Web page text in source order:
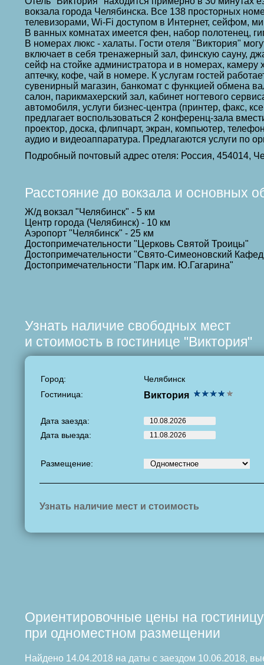
вокзала города Челябинска. Все 138 просторных
телевизорами, Wi-Fi доступом в Интернет, сейфом,
В ванных комнатах имеется фен, набор полотенец,
В номерах люкс - халаты. Гости отеля "Виктория"
включает в себя тренажерный зал, финскую сауну,
сейф на стойке администратора и в номерах,
аптечку, кофе, чай в номере. К услугам гостей
сувенирный магазин, банкомат с функцией обмена
салон, парикмахерский зал, кабинет ногтевого
автомобиля, услуги бизнес-центра (принтер, факс,
предлагает воспользоваться 2 конференц-зала
проектор, доска, флипчарт, экран, компьютер,
аудио и видеоаппаратура. Предлагаются услуги по
Подробный почтовый адрес отеля: Россия, 454014,
Расстояние до вокзала и основных
Ж/д вокзал "Челябинск" - 5 км
Центр города (Челябинск) - 10 км
Аэропорт "Челябинск" - 25 км
Достопримечательности "Церковь Святой Троицы"
Достопримечательности "Свято-Симеоновский
Достопримечательности "Парк им. Ю.Гагарина"
Узнать наличие свободных мест
и стоимость в гостинице "Виктория"
Город:
Челябинск
Гостиница:
Виктория
Дата заезда:
Дата выезда:
Размещение:
Узнать наличие мест и стоимость
Ориентировочные цены на гостиницу
при одноместном размещении
Найдено 14.04.2018 на даты с заездом 10.06.2018,